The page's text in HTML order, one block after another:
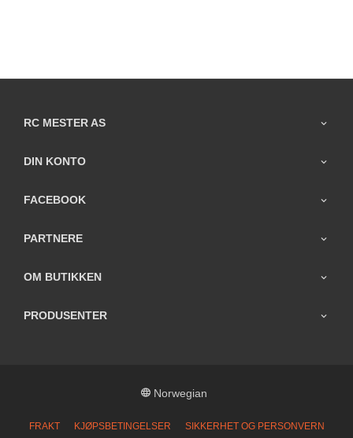
RC MESTER AS
DIN KONTO
FACEBOOK
PARTNERE
OM BUTIKKEN
PRODUSENTER
Norwegian
FRAKT KJØPSBETINGELSER SIKKERHET OG PERSONVERN